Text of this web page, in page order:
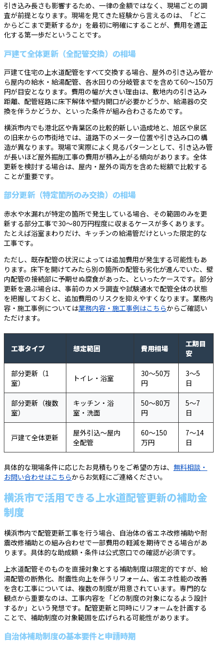
引き込み長さも影響するため、一律の金額ではなく、現場ごとの調
査が前提となります。現場を見てきた経験から言えるのは、「どこ
からどこまで更新するか」を最初に明確にすることが、費用を適正
化する第一歩だということです。
戸建て全体更新（全配管交換）の相場
戸建て住宅の上水道配管をすべて交換する場合、屋外の引き込み管か
ら屋内の給水・給湯配管、各水回りの分岐管までを含めて60〜150万
円が目安となります。費用の幅が大きい理由は、敷地内の引き込み
距離、配管経路に床下解体や壁内開口が必要かどうか、給湯器の交
換を伴うかどうか、といった条件が組み合わさるためです。
横浜市内でも港北区や青葉区の比較的新しい造成地と、旭区や泉区
の旧来からの市街地では、道路下のメーター位置や引き込み口の構
造が異なります。現場で実際によく見るパターンとして、引き込み管
が長いほど屋外掘削工事の費用が積み上がる傾向があります。全体
更新を検討する場合は、屋内・屋外の両方を含めた総額で比較する
ことが重要です。
部分更新（特定箇所のみ交換）の相場
赤水や水漏れが特定の箇所で発生している場合、その範囲のみを更
新する部分工事で30〜80万円程度に収まるケースが多くあります。
たとえば浴室まわりだけ、キッチンの給湯管だけといった限定的な
工事です。
ただし、既存配管の状況によっては追加費用が発生する可能性もあ
ります。床下を開けてみたら別の箇所の配管も劣化が進んでいた、壁
内配管の接続部に予期せぬ腐食があった、といったケースです。部分
更新を選ぶ場合は、事前のカメラ調査や試験通水で配管全体の状態
を把握しておくと、追加費用のリスクを抑えやすくなります。業務内
容・施工事例については業務内容・施工事例はこちらからご確認い
ただけます。
工事タイプ 想定範囲 費用相場
工期目
安
部分更新（1
室）
トイレ・浴室
30〜50万
円
3〜5
日
部分更新（複数
室）
キッチン・浴
室・洗面
50〜80万
円
5〜7
日
戸建て全体更新
屋外引込〜屋内
全配管
60〜150
万円
7〜14
日
具体的な現場条件に応じたお見積もりをご希望の方は、 無料相談・
お問い合わせはこちらからお気軽にご連絡ください。
横浜市で活用できる上水道配管更新の補助金
制度
横浜市内で配管更新工事を行う場合、自治体の省エネ改修補助や耐
震改修補助との組み合わせで一部費用の軽減を期待できる場合があ
ります。具体的な助成額・条件は公式窓口での確認が必須です。
上水道配管そのものを直接対象とする補助制度は限定的ですが、給
湯配管の断熱化、耐震性向上を伴うリフォーム、省エネ性能の改善
を含む工事については、複数の制度が用意されています。専門的な
観点から重要なのは、工事内容を「どの制度の対象になるよう設計
するか」という発想です。配管更新と同時にリフォームを計画する
ことで、補助制度の対象範囲を広げられる可能性があります。
自治体補助制度の基本要件と申請時期